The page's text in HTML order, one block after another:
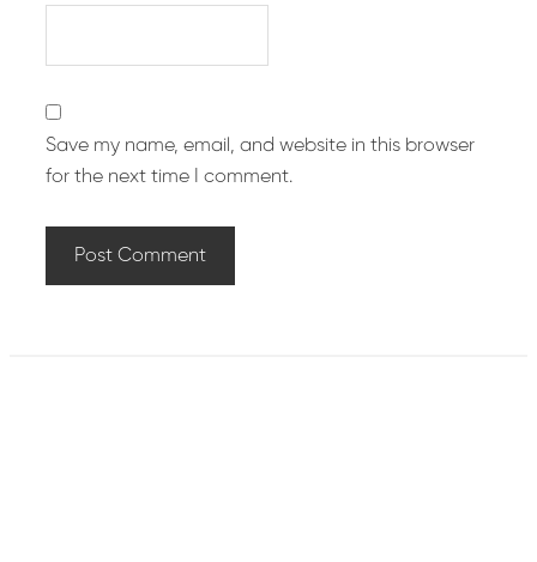
Save my name, email, and website in this browser
for the next time I comment.